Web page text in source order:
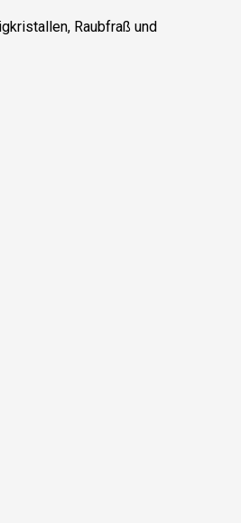
Raubfraß und